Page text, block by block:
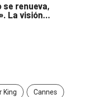
se renueva,
La visión...
King Cannes